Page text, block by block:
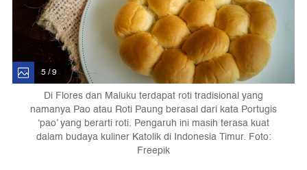
5 / 9
Di Flores dan Maluku terdapat roti tradisional yang
namanya Pao atau Roti Paung berasal dari kata Portugis
‘pao’ yang berarti roti. Pengaruh ini masih terasa kuat
dalam budaya kuliner Katolik di Indonesia Timur. Foto:
Freepik